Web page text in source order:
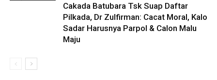
Cakada Batubara Tsk Suap Daftar
Pilkada, Dr Zulfirman: Cacat Moral, Kalo
Sadar Harusnya Parpol & Calon Malu
Maju